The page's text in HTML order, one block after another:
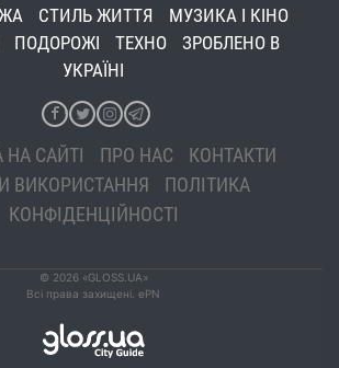
СТИЛЬ ЖИТТЯ
МУЗИКА І КІНО
ПОДОРОЖІ ТЕХНО
ЗРОБЛЕНО В
УКРАЇНІ
САЙТІ ПРО НАС
КОНТАКТИ
ВИКОРИСТАННЯ
ПОЛІТИКА
КОНФІДЕНЦІЙНОСТІ
© 2026 «GLOSS.UA»
Всі права захищені. ePN